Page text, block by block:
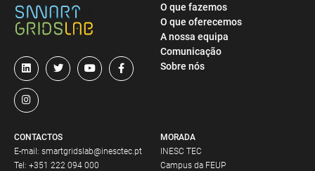
MORADA
INESC TEC
Campus da FEUP
CONTACTOS
E-mail: smartgridslab@inesctec.pt
Tel: +351 222 094 000
O que fazemos
O que oferecemos
A nossa equipa
Comunicação
Sobre nós